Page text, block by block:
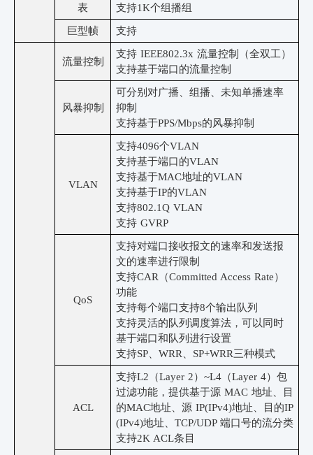
表 支持1K个组播组
巨型帧 支持
流量控制
支持 IEEE802.3x 流量控制（全双工）
支持基于端口的流量控制
风暴抑制
可分别对广播、组播、未知单播速率
抑制
支持基于PPS/Mbps的风暴抑制
VLAN
支持4096个VLAN
支持基于端口的VLAN
支持基于MAC地址的VLAN
支持基于IP的VLAN
支持802.1Q VLAN
支持 GVRP
QoS
支持对端口接收报文的速率和发送报
文的速率进行限制
支持CAR（Committed Access Rate）
功能
支持每个端口支持8个输出队列
支持灵活的队列 调度算法，可以同时
基于端口和队列进行设置
支持SP、WRR、SP+WRR三种模式
ACL
支持L2（Layer 2）~L4（Layer 4）包
过滤功能，提供基于源 MAC 地址、目
的MAC地址、源 IP(IPv4)地址、目的IP
(IPv4)地址、TCP/UDP 端口号的流分类
支持2K ACL条目